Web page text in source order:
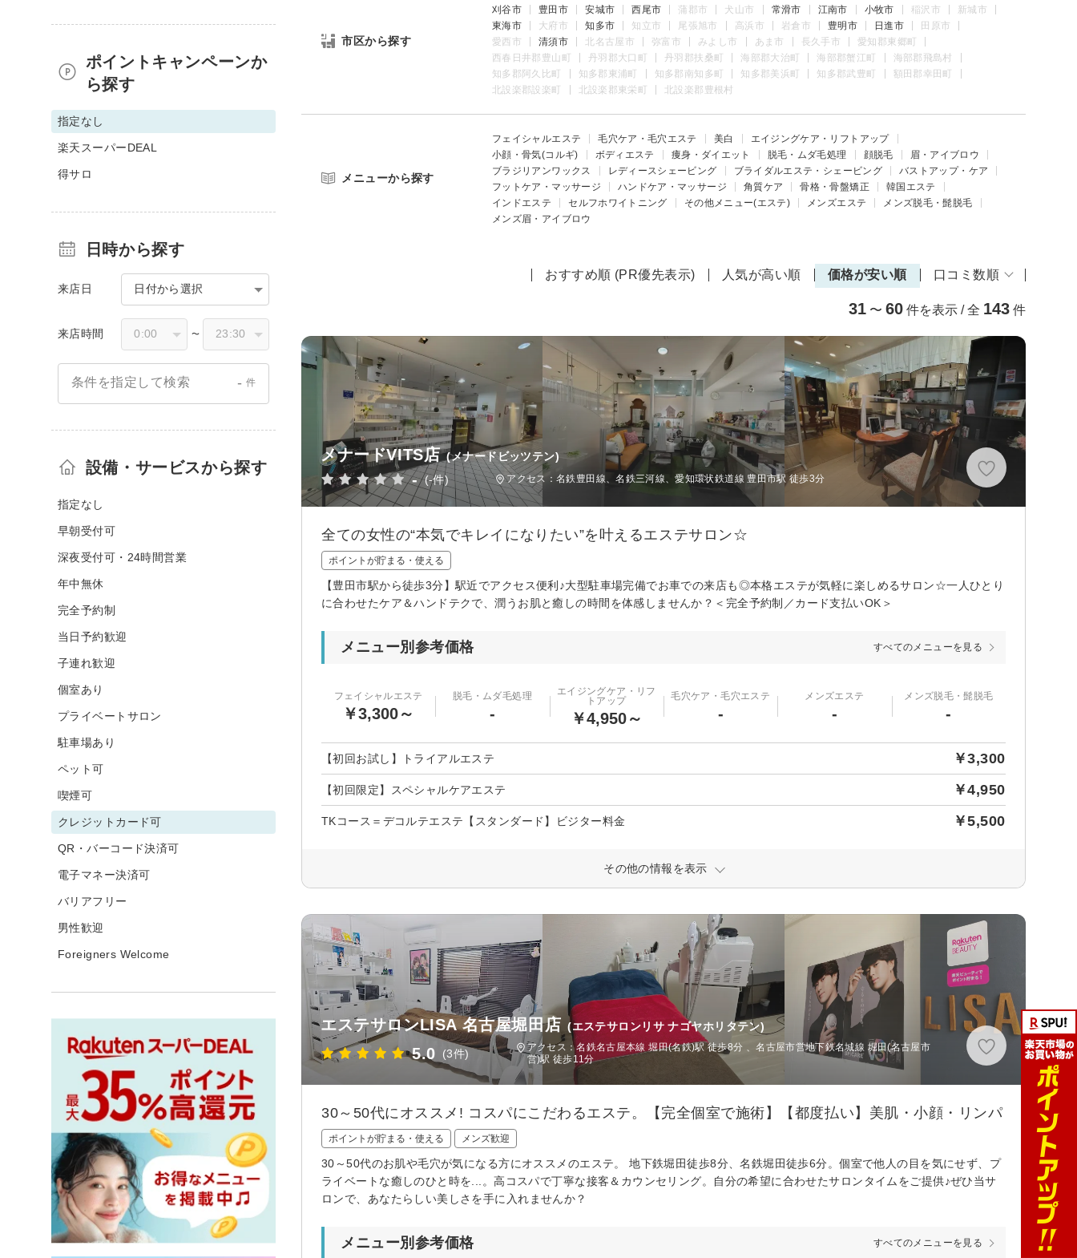
市区から探す
刈谷市
豊田市 安城市 西尾市 蒲郡市 犬山市 常滑市 江南市 小牧市 稲沢市
新城市
東海市
大府市 知多市 知立市 尾張旭市 高浜市 岩倉市 豊明市 日進市
田原市
愛西市
清須市 北名古屋市 弥富市 みよし市 あま市 長久手市
愛知郡東郷町
西春日井郡豊山町
丹羽郡大口町 丹羽郡扶桑町 海部郡大治町 海部郡蟹江町
海部郡飛島村
知多郡阿久比町
知多郡東浦町 知多郡南知多町 知多郡美浜町 知多郡武豊町
額田郡幸田町
北設楽郡設楽町
北設楽郡東栄町 北設楽郡豊根村
メニューから探す
フェイシャルエステ 毛穴ケア・毛穴エステ 美白
エイジングケア・リフトアップ
小顔・骨気(コルギ)
ボディエステ 痩身・ダイエット 脱毛・ムダ毛処理 顔脱毛
眉・アイブロウ
ブラジリアンワックス
レディースシェービング ブライダルエステ・シェービング
バストアップ・ケア
フットケア・マッサージ
ハンドケア・マッサージ 角質ケア 骨格・骨盤矯正
韓国エステ
インドエステ
セルフホワイトニング その他メニュー(エステ) メンズエステ
メンズ脱毛・髭脱毛
メンズ眉・アイブロウ
おすすめ順 (PR優先表示) 人気が高い順 価格が安い順 口コミ数順
31 〜 60 件を表示 / 全 143 件
メナードVITS店 (メナードビッツテン)
- (-件) アクセス：名鉄豊田線、名鉄三河線、愛知環状鉄道線 豊田市駅 徒歩3分
全ての女性の“本気でキレイになりたい”を叶えるエステサロン☆
ポイントが貯まる・使える
【豊田市駅から徒歩3分】駅近でアクセス便利♪大型駐車場完備でお車での来店も◎本格エステが気軽に楽しめるサロン☆一人ひとり
に合わせたケア＆ハンドテクで、潤うお肌と癒しの時間を体感しませんか？＜完全予約制／カード支払いOK＞
メニュー別参考価格 すべてのメニューを見る
フェイシャルエステ
￥3,300～
脱毛・ムダ毛処理
-
エイジングケア・リフ
トアップ
￥4,950～
毛穴ケア・毛穴エステ
-
メンズエステ
-
メンズ脱毛・髭脱毛
-
【初回お試し】トライアルエステ ￥3,300
【初回限定】スペシャルケアエステ ￥4,950
TKコース＝デコルテエステ【スタンダード】ビジター料金 ￥5,500
その他の情報を表示
エステサロンLISA 名古屋堀田店 (エステサロンリサ ナゴヤホリタテン)
5.0 (3件)
アクセス：名鉄名古屋本線 堀田(名鉄)駅 徒歩8分 、名古屋市営地下鉄名城線 堀田(名古屋市
営)駅 徒歩11分
30～50代にオススメ! コスパにこだわるエステ。【完全個室で施術】【都度払い】美肌・小顔・リンパ
ポイントが貯まる・使える メンズ歓迎
30～50代のお肌や毛穴が気になる方にオススメのエステ。 地下鉄堀田徒歩8分、名鉄堀田徒歩6分。個室で他人の目を気にせず、プ
ライベートな癒しのひと時を...。高コスパで丁寧な接客＆カウンセリング。自分の希望に合わせたサロンタイムをご提供♪ぜひ当サ
ロンで、あなたらしい美しさを手に入れませんか？
メニュー別参考価格 すべてのメニューを見る
ポイントキャンペーンか
ら探す
指定なし
楽天スーパーDEAL
得サロ
日時から探す
来店日 日付から選択
来店時間 〜
条件を指定して検索 - 件
設備・サービスから探す
指定なし
早朝受付可
深夜受付可・24時間営業
年中無休
完全予約制
当日予約歓迎
子連れ歓迎
個室あり
プライベートサロン
駐車場あり
ペット可
喫煙可
クレジットカード可
QR・バーコード決済可
電子マネー決済可
バリアフリー
男性歓迎
Foreigners Welcome